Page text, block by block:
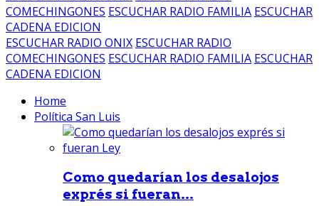
COMECHINGONES ESCUCHAR RADIO FAMILIA ESCUCHAR
CADENA EDICION
ESCUCHAR RADIO ONIX ESCUCHAR RADIO
COMECHINGONES ESCUCHAR RADIO FAMILIA ESCUCHAR
CADENA EDICION
Home
Política San Luis
Como quedarían los desalojos
exprés si fueran...